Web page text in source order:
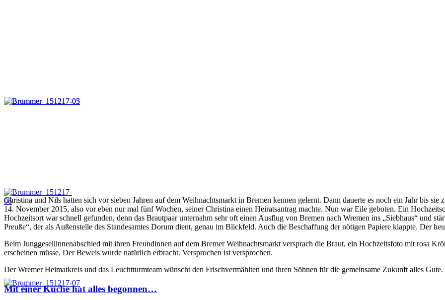
Christina und Nils hatten sich vor sieben Jahren auf dem Weihnachtsmarkt in Bremen kennen gelernt. Dann dauerte es noch ein Jahr bis
14. November 2015, also vor eben nur mal fünf Wochen, seiner Christina einen Heiratsantrag machte. Nun war Eile geboten. Ein
Hochzeitsort war schnell gefunden, denn das Brautpaar unternahm sehr oft einen Ausflug von Bremen nach Wremen ins „Siebhaus“ und
Preuße“, der als Außenstelle des Standesamtes Dorum dient, genau im Blickfeld. Auch die Beschaffung der nötigen Papiere klappte. Der
Beim Junggesellinnenabschied mit ihren Freundinnen auf dem Bremer Weihnachtsmarkt versprach die Braut, ein Hochzeitsfoto mit rosa
erscheinen müsse. Der Beweis wurde natürlich erbracht. Versprochen ist versprochen.
Der Wremer Heimatkreis und das Leuchtturmteam wünscht den Frischvermählten und ihren Söhnen für die gemeinsame Zukunft alles Gute.
Mit einer Küche hat alles begonnen…